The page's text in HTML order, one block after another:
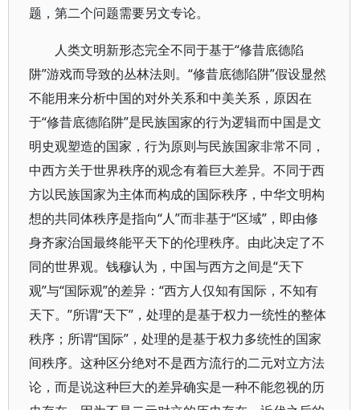
题，第二个问题需要另文专论。
人类文明新形态完全不同于基于“修昔底德陷
阱”游戏而导致的丛林法则。“修昔底德陷阱”假设显然
不能用来分析中国的对外关系和中美关系，原因在
于“修昔底德陷阱”是民族国家的行为逻辑而中国是文
明史观塑造的国家，行为原则与民族国家非常不同，
中西方关于世界秩序的观念有着巨大差异。不同于西
方以民族国家为主体而构成的国际秩序，中华文明构
想的共同体秩序是指向“人”而非基于“区域”，即由修
身齐家治国最终能平天下的伦理秩序。由此决定了不
同的世界观。钱穆认为，中国与西方之间是“天下
观”与“国际观”的差异：“西方人仅知有国际，不知有
天下。”所谓“天下”，处理的是基于权力一统性的整体
秩序；所谓“国际”，处理的是基于权力多统性的国家
间秩序。这种区分绝对不是西方流行的二元对立方法
论，而是说这种巨大的差异确实是一种不能忽视的历